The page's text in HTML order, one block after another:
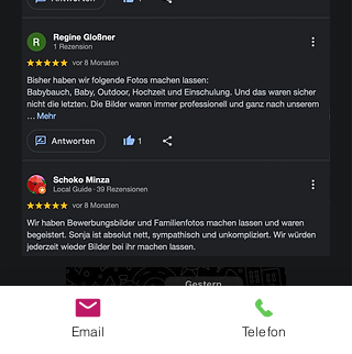
Email Telefon